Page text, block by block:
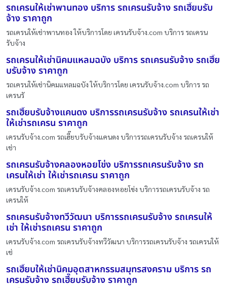
รถเครนให้เช่าพานทอง บริการ รถเครนรับจ้าง รถเฮี๊ยบรับ
จ้าง ราคาถูก
รถเครนให้เช่าพานทอง ให้บริการโดย เครนรับจ้าง.com บริการ รถเครน
รับจ้าง
รถเครนให้เช่านิคมแหลมฉบัง บริการ รถเครนรับจ้าง รถเฮี๊ย
บรับจ้าง ราคาถูก
รถเครนให้เช่านิคมแหลมฉบัง ให้บริการโดย เครนรับจ้าง.com บริการ รถ
เครนรั
รถเฮี๊ยบรับจ้างแคนดง บริการรถเครนรับจ้าง รถเครนให้เช่า
ให้เช่ารถเครน ราคาถูก
เครนรับจ้าง.com รถเฮี๊ยบรับจ้างแคนดง บริการรถเครนรับจ้าง รถเครนให้
เช่า
รถเครนรับจ้างคลองหอยโข่ง บริการรถเครนรับจ้าง รถ
เครนให้เช่า ให้เช่ารถเครน ราคาถูก
เครนรับจ้าง.com รถเครนรับจ้างคลองหอยโข่ง บริการรถเครนรับจ้าง รถ
เครนให้
รถเครนรับจ้างทวีวัฒนา บริการรถเครนรับจ้าง รถเครนให้
เช่า ให้เช่ารถเครน ราคาถูก
เครนรับจ้าง.com รถเครนรับจ้างทวีวัฒนา บริการรถเครนรับจ้าง รถเครนให้
เช่
รถเฮี๊ยบให้เช่านิคมอุตสาหกรรมสมุทรสงคราม บริการ รถ
เครนรับจ้าง รถเฮี๊ยบรับจ้าง ราคาถูก